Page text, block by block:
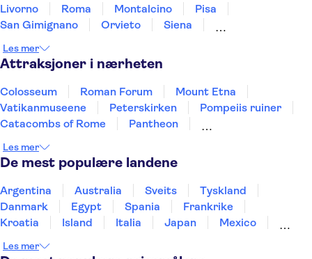
Livorno
Roma Montalcino
Pisa
San Gimignano
Orvieto
Siena
Les mer
Attraksjoner i nærheten
Colosseum Roman Forum
Mount Etna
Vatikanmuseene
Peterskirken
Pompeiis ruiner
Catacombs of Rome
Pantheon
Amalfikysten
Det skjeve tårnet i Pisa
Rome Food & Wine
Murano and Burano
Uffizi-galleriet
Les mer
De mest populære landene
Argentina Australia Sveits
Tyskland
Danmark
Egypt Spania
Frankrike
Kroatia
Island Italia Japan
Mexico
Sverige
Thailand Tyrkia
Les mer